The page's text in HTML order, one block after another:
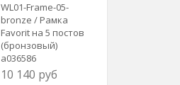
WL01-Frame-05-
bronze / Рамка
Favorit на 5 постов
(бронзовый)
a036586
10 140 руб